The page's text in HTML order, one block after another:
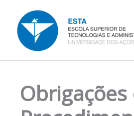
content
Obrigações